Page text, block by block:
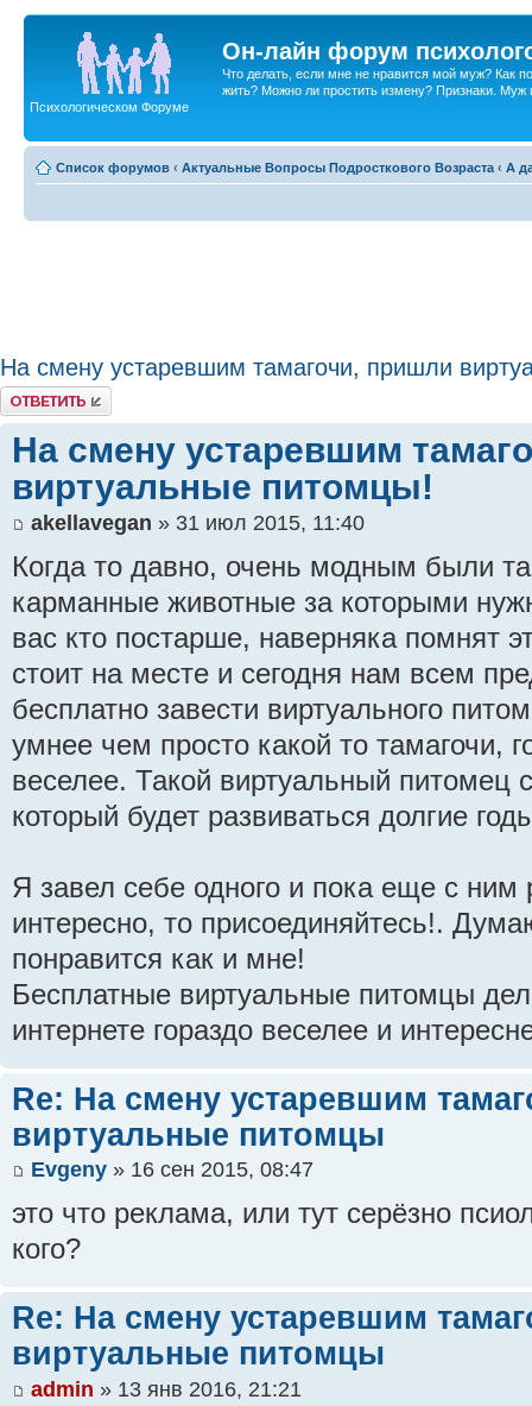
Он-лайн форум
Что делать, если мне не нравится мой муж? Как
жить? Можно ли простить измену? Признаки. Муж
Психологическом Форуме
Список форумов ‹ Актуальные Вопросы Подросткового Возраста ‹ А
На смену устаревшим тамагочи, пришли
Ответить
На смену устаревшим
виртуальные питомцы!
akellavegan » 31 июл 2015, 11:40
Когда то давно, очень модным были
карманные животные за которыми
вас кто постарше, наверняка помнят
стоит на месте и сегодня нам всем
бесплатно завести виртуального
умнее чем просто какой то тамагочи,
веселее. Такой виртуальный питомец
который будет развиваться долгие
Я завел себе одного и пока еще с ним
интересно, то присоединяйтесь!.
понравится как и мне!
Бесплатные виртуальные питомцы
интернете гораздо веселее и
Re: На смену устаревшим
виртуальные питомцы
Evgeny » 16 сен 2015, 08:47
это что реклама, или тут серёзно
кого?
Re: На смену устаревшим
виртуальные питомцы
admin » 13 янв 2016, 21:21